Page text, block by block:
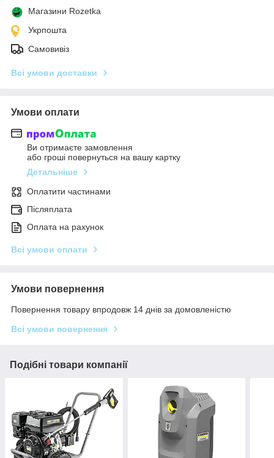
Магазини Rozetka
Укрпошта
Самовивіз
Всі умови доставки
Умови оплати
Ви отримаєте замовлення
або гроші повернуться на вашу картку
Детальніше
Оплатити частинами
Післяплата
Оплата на рахунок
Всі умови оплати
Умови повернення
Повернення товару впродовж 14 днів за домовленістю
Всі умови повернення
Подібні товари компанії